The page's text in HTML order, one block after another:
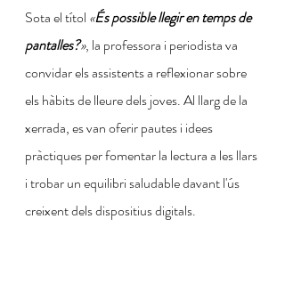
Sota el títol «És possible llegir en temps de
pantalles?», la professora i periodista va
convidar els assistents a reflexionar sobre
els hàbits de lleure dels joves. Al llarg de la
xerrada, es van oferir pautes i idees
pràctiques per fomentar la lectura a les llars
i trobar un equilibri saludable davant l'ús
creixent dels dispositius digitals.